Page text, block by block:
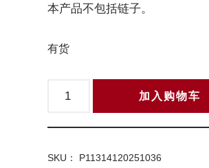
本产品不包括链子。
有货
加入购物车
SKU： P11314120251036